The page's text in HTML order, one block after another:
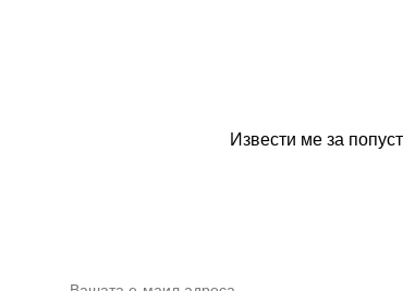
Извести ме за попуст